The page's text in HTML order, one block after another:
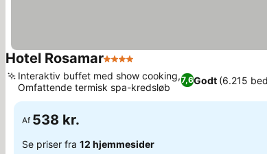
Hotel Rosamar4 Stjerner
7,6Godt (6.215
Interaktiv buffet med show cooking,
Omfattende termisk spa-kredsløb
Af 538 kr.
Se priser fra 12 hjemmesider